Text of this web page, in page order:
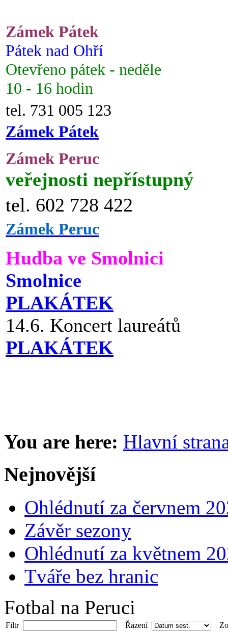
Zámek Pátek
Pátek nad Ohří
Otevřeno pátek - neděle
10 - 16 hodin
tel. 731 005 123
Zámek Pátek
Zámek Peruc
veřejnosti nepřístupný
tel. 602 728 422
Zámek Peruc
Hudba ve Smolnici
Smolnice
PLAKÁTEK
14.6. Koncert laureátů
PLAKÁTEK
You are here: Hlavní
Nejnovější
Ohlédnutí za červnem
Závěr sezony
Ohlédnutí za květnem
Tváře bez hranic
Fotbal na Peruci
Filtr Řazení